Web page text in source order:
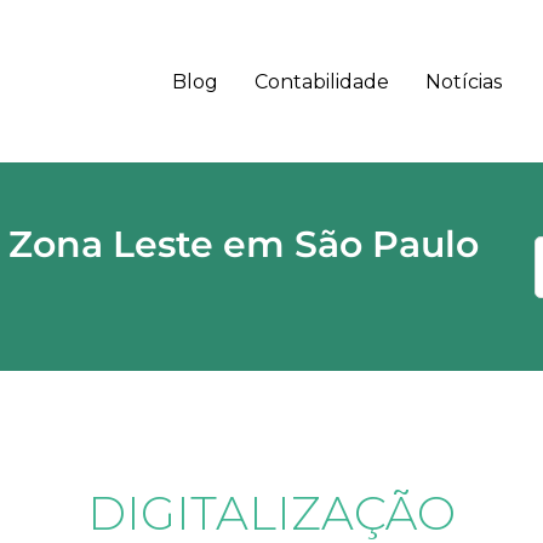
Blog Contabilidade Notícias
Leste em São Paulo
DIGITALIZAÇÃO